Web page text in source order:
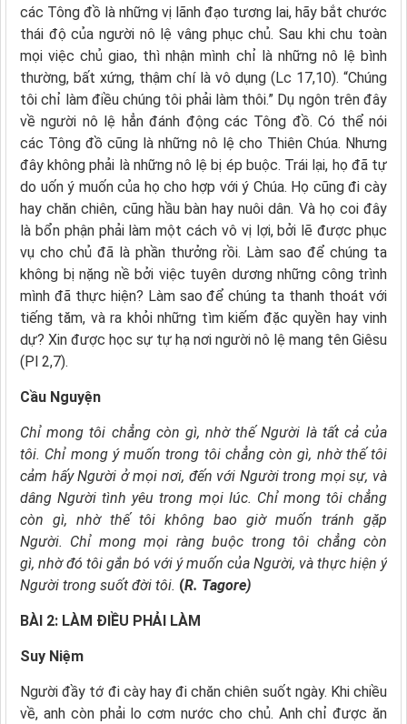
các Tông đồ là những vị lãnh đạo tương lai, hãy bắt chước
thái độ của người nô lệ vâng phục chủ. Sau khi chu toàn
mọi việc chủ giao, thì nhận mình chỉ là những nô lệ bình
thường, bất xứng, thậm chí là vô dụng (Lc 17,10). “Chúng
tôi chỉ làm điều chúng tôi phải làm thôi.” Dụ ngôn trên đây
về người nô lệ hẳn đánh động các Tông đồ. Có thể nói
các Tông đồ cũng là những nô lệ cho Thiên Chúa. Nhưng
đây không phải là những nô lệ bị ép buộc. Trái lại, họ đã tự
do uốn ý muốn của họ cho hợp với ý Chúa. Họ cũng đi cày
hay chăn chiên, cũng hầu bàn hay nuôi dân. Và họ coi đây
là bổn phận phải làm một cách vô vị lợi, bởi lẽ được phục
vụ cho chủ đã là phần thưởng rồi. Làm sao để chúng ta
không bị nặng nề bởi việc tuyên dương những công trình
mình đã thực hiện? Làm sao để chúng ta thanh thoát với
tiếng tăm, và ra khỏi những tìm kiếm đặc quyền hay vinh
dự? Xin được học sự tự hạ nơi người nô lệ mang tên Giêsu
(Pl 2,7).
Cầu Nguyện
Chỉ mong tôi chẳng còn gì, nhờ thế Người là tất cả của
tôi. Chỉ mong ý muốn trong tôi chẳng còn gì, nhờ thế tôi
cảm hấy Người ở mọi nơi, đến với Người trong mọi sự, và
dâng Người tình yêu trong mọi lúc. Chỉ mong tôi chẳng
còn gì, nhờ thế tôi không bao giờ muốn tránh gặp
Người. Chỉ mong mọi ràng buộc trong tôi chẳng còn
gì, nhờ đó tôi gắn bó với ý muốn của Người, và thực hiện ý
Người trong suốt đời tôi. (R. Tagore)
BÀI 2: LÀM ĐIỀU PHẢI LÀM
Suy Niệm
Người đầy tớ đi cày hay đi chăn chiên suốt ngày. Khi chiều
về, anh còn phải lo cơm nước cho chủ. Anh chỉ được ăn